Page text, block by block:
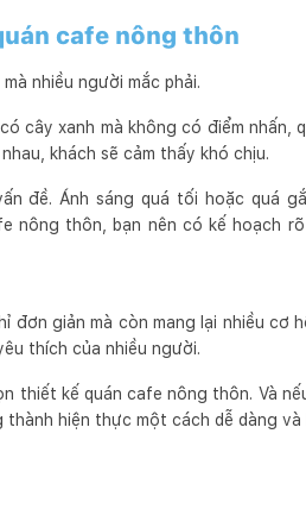
cafe nông thôn
nhiều người mắc phải.
cây xanh mà không có điểm nhấn,
khách sẽ cảm thấy khó chịu.
đề. Ánh sáng quá tối hoặc quá
nông thôn, bạn nên có kế hoạch
giản mà còn mang lại nhiều cơ
thích của nhiều người.
thiết kế quán cafe nông thôn. Và
hiện thực một cách dễ dàng và